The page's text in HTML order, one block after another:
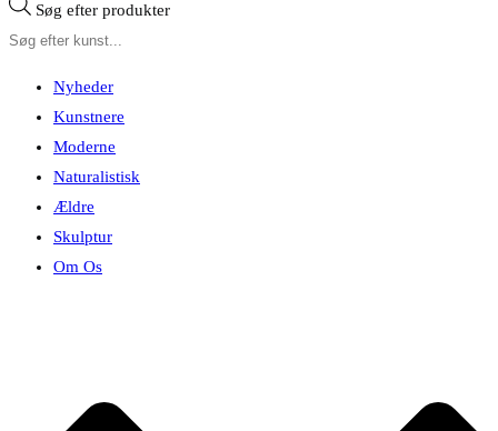
Søg efter produkter
Nyheder
Kunstnere
Moderne
Naturalistisk
Ældre
Skulptur
Om Os